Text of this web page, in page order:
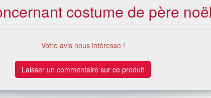
costume de père
Votre avis nous intéresse !
Laisser un commentaire sur ce produit